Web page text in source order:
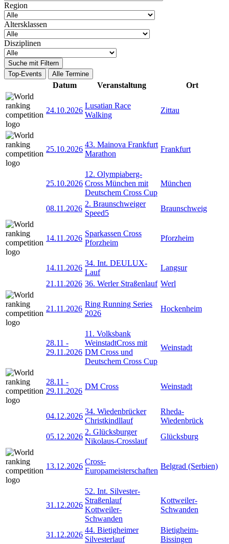
Region
Altersklassen
Disziplinen
Suche mit Filtern
Top-Events
Alle Termine
Datum Veranstaltung Ort
24.10.2026
Lusatian Race
Walking
Zittau
25.10.2026
43. Mainova Frankfurt
Marathon
Frankfurt
25.10.2026
12. Olympiaberg-
Cross München mit
Deutschem Cross Cup
München
08.11.2026
2. Braunschweiger
Speed5
Braunschweig
14.11.2026
Sparkassen Cross
Pforzheim
Pforzheim
14.11.2026
34. Int. DEULUX-
Lauf
Langsur
21.11.2026 36. Werler Straßenlauf Werl
21.11.2026
Ring Running Series
2026
Hockenheim
28.11 -
29.11.2026
11. Volksbank
WeinstadtCross mit
DM Cross und
Deutschem Cross Cup
Weinstadt
28.11 -
29.11.2026
DM Cross Weinstadt
04.12.2026
34. Wiedenbrücker
Christkindllauf
Rheda-
Wiedenbrück
05.12.2026
2. Glücksburger
Nikolaus-Crosslauf
Glücksburg
13.12.2026
Cross-
Europameisterschaften
Belgrad (Serbien)
31.12.2026
52. Int. Silvester-
Straßenlauf
Kottweiler-
Schwanden
Kottweiler-
Schwanden
31.12.2026
44. Bietigheimer
Silvesterlauf
Bietigheim-
Bissingen